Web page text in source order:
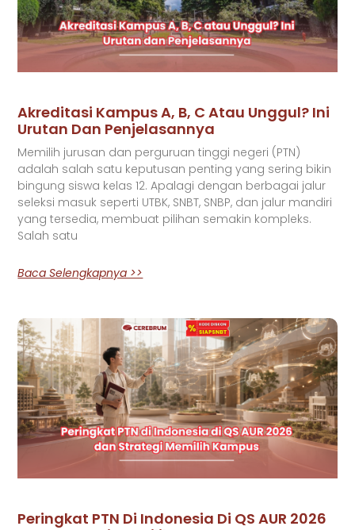
Akreditasi Kampus A, B, C Atau Unggul? Ini
Urutan Dan Penjelasannya
Memilih jurusan dan perguruan tinggi negeri (PTN)
adalah salah satu keputusan penting yang sering bikin
bingung siswa kelas 12. Apalagi dengan berbagai jalur
seleksi masuk seperti UTBK, SNBT, SNBP, dan jalur mandiri
yang tersedia, membuat pilihan semakin kompleks.
Salah satu
Baca Selengkapnya >>
Peringkat PTN Di Indonesia Di QS AUR 2026